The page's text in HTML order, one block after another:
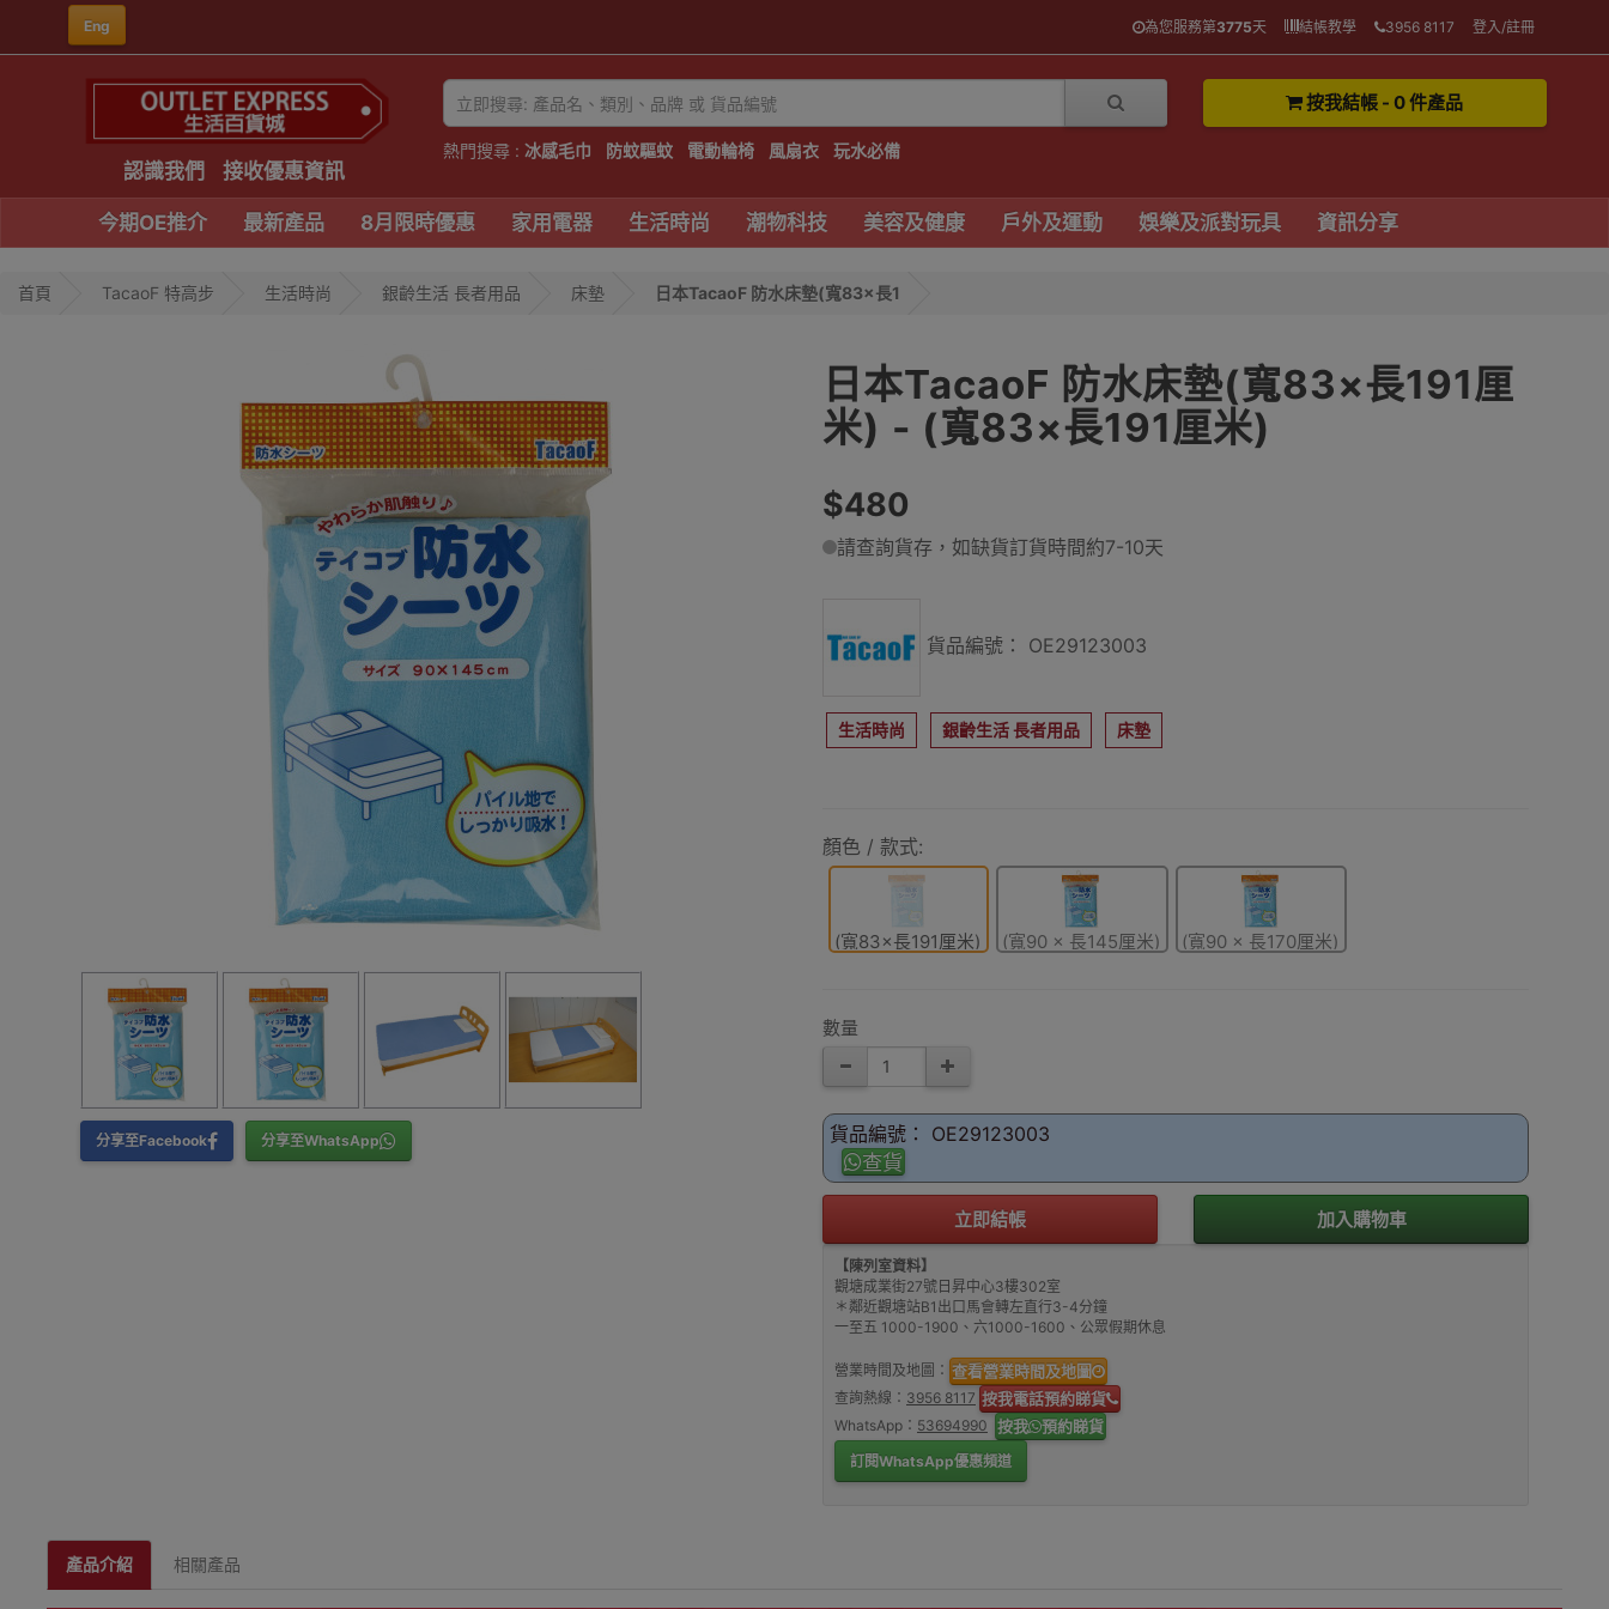
Eng 為您服務第3775天 結帳教學 3956 8117 登入/註冊
認識我們 接收優惠資訊
熱門搜尋 : 冰感毛巾 防蚊驅蚊 電動輪椅 風扇衣 玩水必備
按我結帳 - 0 件產品
今期OE推介 最新產品 8月限時優惠 家用電器 生活時尚 潮物科技 美容及健康 戶外及運動 娛樂及派對玩具 資訊分享
首頁 TacaoF 特高步 生活時尚 銀齡生活 長者用品 床墊 日本TacaoF 防水床墊(寬83×長1
分享至Facebook 分享至WhatsApp
日本TacaoF 防水床墊(寬83×長191厘
米) - (寬83×長191厘米)
$480
請查詢貨存，如缺貨訂貨時間約7-10天
貨品編號： OE29123003
生活時尚 銀齡生活 長者用品 床墊
顏色 / 款式:
(寬83×長191厘米) (寬90 × 長145厘米) (寬90 × 長170厘米)
數量
貨品編號： OE29123003
查貨
立即結帳 加入購物車
【陳列室資料】
觀塘成業街27號日昇中心3樓302室
＊鄰近觀塘站B1出口馬會轉左直行3-4分鐘
一至五 1000-1900、六1000-1600、公眾假期休息
營業時間及地圖： 查看營業時間及地圖
查詢熱線： 3956 8117 按我電話預約睇貨
WhatsApp： 53694990 按我 預約睇貨
訂閱WhatsApp優惠頻道
產品介紹 相關產品